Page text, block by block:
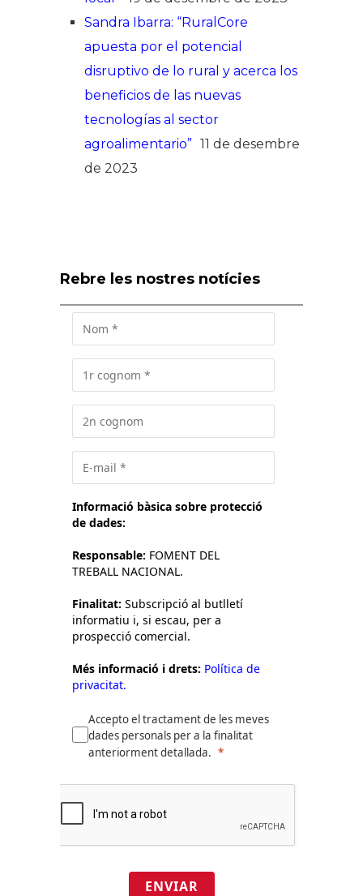
Sandra Ibarra: “RuralCore
apuesta por el potencial
disruptivo de lo rural y acerca los
beneficios de las nuevas
tecnologías al sector
agroalimentario” 11 de desembre
de 2023
Rebre les nostres notícies
Informació bàsica sobre protecció
de dades:
Responsable: FOMENT DEL
TREBALL NACIONAL.
Finalitat: Subscripció al butlletí
informatiu i, si escau, per a
prospecció comercial.
Més informació i drets: Política de
privacitat.
Accepto el tractament de les meves
dades personals per a la finalitat
anteriorment detallada.
ENVIAR